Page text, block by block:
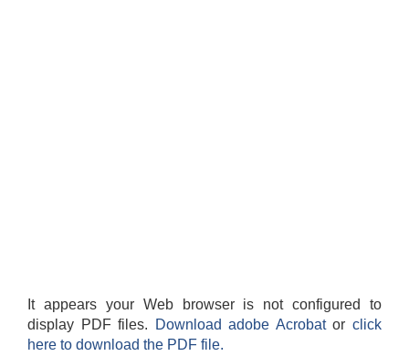
It appears your Web browser is not configured to
display PDF files.
Download adobe Acrobatorclick
here to download the PDF file.